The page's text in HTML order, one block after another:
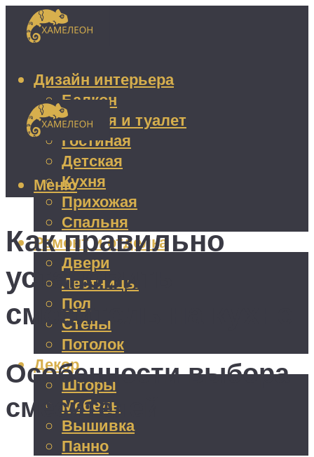
Дизайн интерьера
Балкон
Ванная и туалет
Гостиная
Детская
Кухня
Прихожая
Спальня
Ремонт и отделка
Двери
Лестницы
Пол
Стены
Потолок
Декор
Шторы
Мебель
Вышивка
Панно
Меню
Как правильно
установить
смеситель на кухне
Особенности выбора
смесителей